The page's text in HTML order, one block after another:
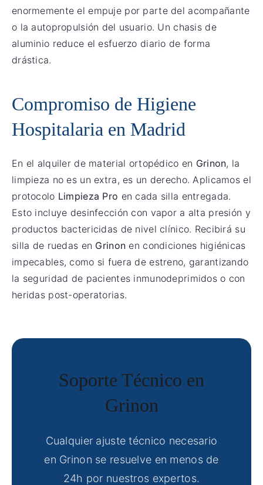
enormemente el empuje por parte del acompañante
o la autopropulsión del usuario. Un chasis de
aluminio reduce el esfuerzo diario de forma
drástica.
Compromiso de Higiene
Hospitalaria en Madrid
En el alquiler de material ortopédico en Grinon, la
limpieza no es un extra, es un derecho. Aplicamos el
protocolo Limpieza Pro en cada silla entregada.
Esto incluye desinfección con vapor a alta presión y
productos bactericidas de nivel clínico. Recibirá su
silla de ruedas en Grinon en condiciones higiénicas
impecables, como si fuera de estreno, garantizando
la seguridad de pacientes inmunodeprimidos o con
heridas post-operatorias.
Soporte Técnico en
Grinon
Cualquier ajuste técnico necesario
en Grinon se resuelve en menos de
24h por nuestros expertos.